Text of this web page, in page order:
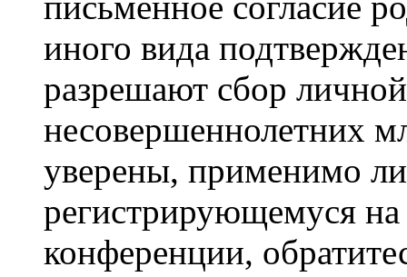
иного вида
разрешают сбор
несовершеннолетних
уверены, применимо
регистрирующемуся
конференции,